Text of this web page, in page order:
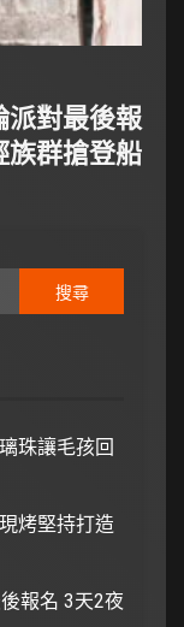
派對最後報
族群搶登船
珠讓毛孩回
烤堅持打造
報名 3天2夜